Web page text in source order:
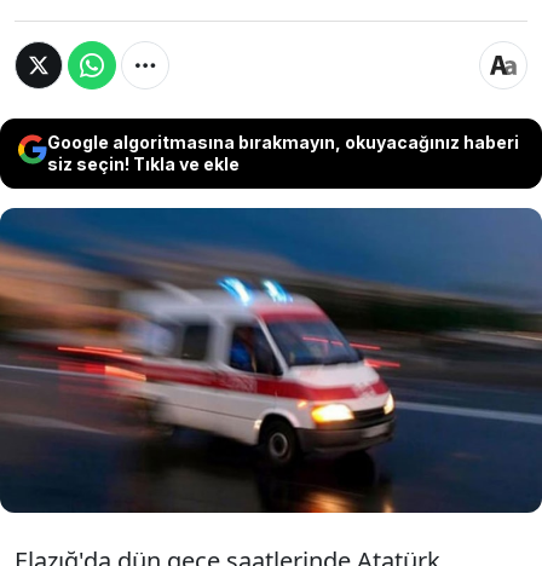
Google algoritmasına bırakmayın, okuyacağınız haberi
siz seçin! Tıkla ve ekle
Elazığ'da sürücüleri öğrenilemeyen iki
otomobil çarpıştı. Çarpışan
otomobillerde bulunan 4 kişi
yaralanarak hastaneye kaldırıldı.